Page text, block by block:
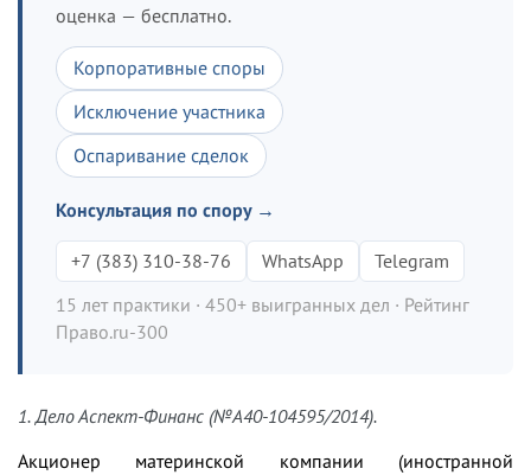
оценка — бесплатно.
Корпоративные споры
Исключение участника
Оспаривание сделок
Консультация по спору →
+7 (383) 310-38-76 WhatsApp
Telegram
15 лет практики · 450+ выигранных дел · Рейтинг
Право.ru-300
1. Дело Аспект-Финанс (№A40-104595/2014).
Акционер материнской компании (иностранной